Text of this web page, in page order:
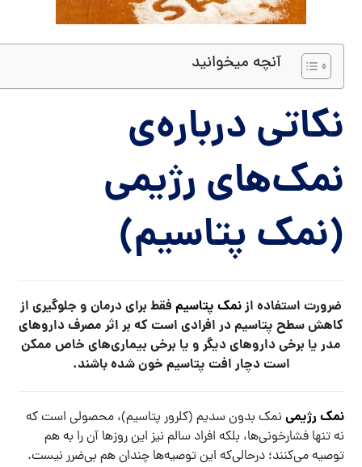
آنچه میخوانید
نکاتی درباره‌ی
نمک‌های رژیمی
(نمک پتاسیم)
ضرورت استفاده ازنمک پتاسیم فقط برای درمان و جلوگیری از
کاهش سطح پتاسیم در افرادی است که بر اثر مصرف داروهای
مدر یا برخی داروهای دیگر و یا برخی بیماری‌های خاص ممکن
است دچار افت پتاسیم خون شده باشند.
نمک رژیمی نمک بدون سدیم (کلرور پتاسیم)، محصولی است که
نه تنها فشارخونی‌ها، بلکه افراد سالم نیز این روزها آن را به هم
توصیه می‌کنند؛ درحالی‌که این توصیه‌ها چندان هم بی‌ضرر نیست.